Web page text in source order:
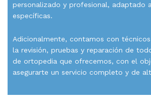
personalizado y profesional, adaptado
específicas.
Adicionalmente, contamos con
la revisión, pruebas y reparación de
de ortopedia que ofrecemos, con el
asegurarte un servicio completo y de